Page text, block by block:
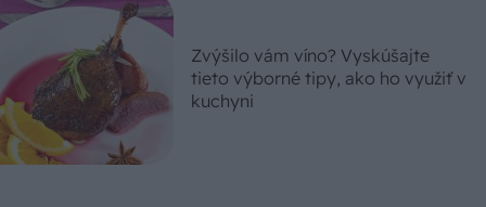
Zvýšilo vám víno? Vyskúšajte
tieto výborné tipy, ako ho využiť v
kuchyni